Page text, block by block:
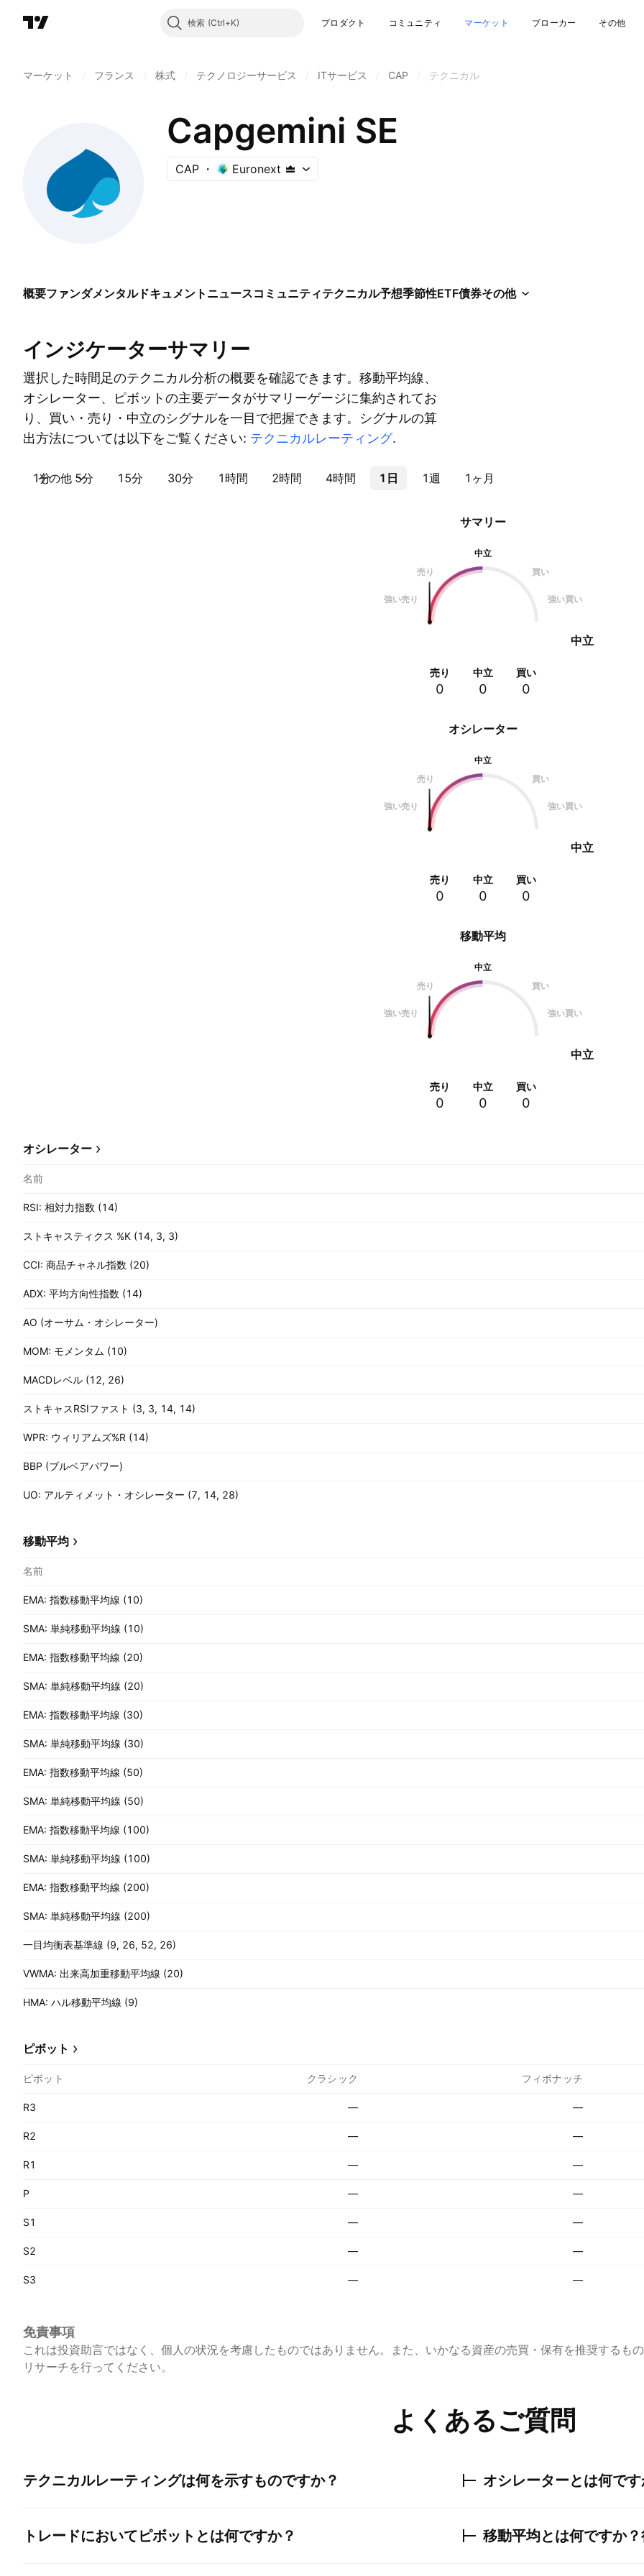
検索 プロダクト コミュニティ マーケット ブローカー その他
マーケット フランス 株式 テクノロジーサービス ITサービス CAP テクニカル
Capgemini SE
CAP Euronext
概要ファンダメンタルドキュメント ニュースコミュニティテクニカル予想季節性ETF債券その他
インジケーターサマリー
選択した時間足のテクニカル分析の概要を確認できます。移動平均線、
オシレーター、ピボットの主要データがサマリーゲージに集約されてお
り、買い・売り・中立のシグナルを一目で把握できます。シグナルの算
出方法については以下をご覧ください: テクニカルレーティング.
1分 5分 15分 30分 1時間 2時間 4時間 1日 1週 1ヶ月
その他
オシレーター
中立
売り
買い
強い売り 強い買い
中立
売り
0
中立
0
買い
0
サマリー
中立
売り
買い
強い売り 強い買い
中立
売り
0
中立
0
買い
0
移動平均
中立
売り
買い
強い売り 強い買い
中立
売り
0
中立
0
買い
0
オシレーター
名前
RSI: 相対力指数 (14)
ストキャスティクス %K (14, 3, 3)
CCI: 商品チャネル指数 (20)
ADX: 平均方向性指数 (14)
AO (オーサム・オシレーター)
MOM: モメンタム (10)
MACDレベル (12, 26)
ストキャスRSIファスト (3, 3, 14, 14)
WPR: ウィリアムズ%R (14)
BBP (ブルベアパワー)
UO: アルティメット・オシレーター (7, 14, 28)
移動平均
名前
EMA: 指数移動平均線 (10)
SMA: 単純移動平均線 (10)
EMA: 指数移動平均線 (20)
SMA: 単純移動平均線 (20)
EMA: 指数移動平均線 (30)
SMA: 単純移動平均線 (30)
EMA: 指数移動平均線 (50)
SMA: 単純移動平均線 (50)
EMA: 指数移動平均線 (100)
SMA: 単純移動平均線 (100)
EMA: 指数移動平均線 (200)
SMA: 単純移動平均線 (200)
一目均衡表基準線 (9, 26, 52, 26)
VWMA: 出来高加重移動平均線 (20)
HMA: ハル移動平均線 (9)
ピボット
ピボット クラシック フィボナッチ
R3 — —
R2 — —
R1 — —
P — —
S1 — —
S2 — —
S3 — —
免責事項
これは投資助言ではなく、個人の状況を考慮したものではありません。また、いかなる資産の売買・保有を推奨するもの
リサーチを行ってください。
よくあるご質問
テクニカルレーティングは何を示すものですか？
トレードにおいてピボットとは何ですか？
オシレーターとは何で
移動平均とは何ですか